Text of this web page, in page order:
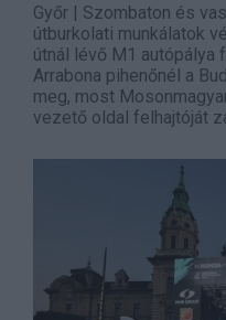
Győr | Szombaton és
útburkolati munkálatok
útnál lévő M1 autópálya
Arrabona pihenőnél a
meg, most
vezető oldal felhajtóját